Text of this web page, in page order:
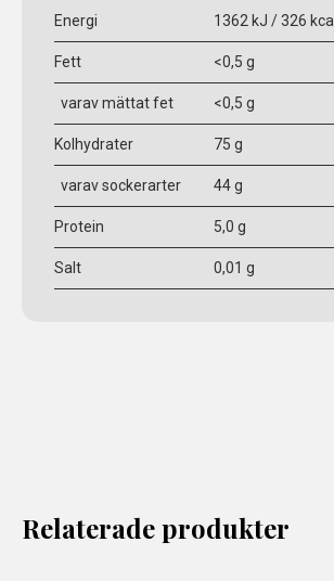
Energi 1362 kJ / 326 kcal
Fett <0,5 g
varav mättat fet <0,5 g
Kolhydrater 75 g
varav sockerarter 44 g
Protein 5,0 g
Salt 0,01 g
Relaterade produkter